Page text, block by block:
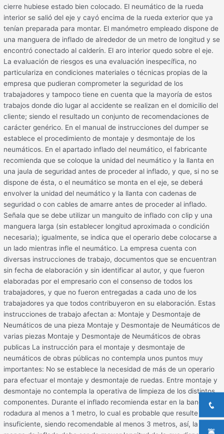
cierre hubiese estado bien colocado. El neumático de la rueda
interior se salió del eje y cayó encima de la rueda exterior que ya
tenían preparada para montar. El manómetro empleado dispone de
una manguera de inflado de alrededor de un metro de longitud y se
encontró conectado al calderín. El aro interior quedo sobre el eje.
La evaluación de riesgos es una evaluación inespecífica, no
particulariza en condiciones materiales o técnicas propias de la
empresa que pudieran comprometer la seguridad de los
trabajadores y tampoco tiene en cuenta que la mayoría de estos
trabajos donde dio lugar al accidente se realizan en el domicilio del
cliente; siendo el resultado un conjunto de recomendaciones de
carácter genérico. En el manual de instrucciones del dumper se
establece el procedimiento de montaje y desmontaje de los
neumáticos. En el apartado inflado del neumático, el fabricante
recomienda que se coloque la unidad del neumático y la llanta en
una jaula de seguridad antes de proceder al inflado, y que, si no se
dispone de ésta, o el neumático se monta en el eje, se deberá
envolver la unidad del neumático y la llanta con cadenas de
seguridad o con cables de amarre antes de proceder al inflado.
Señala que se debe utilizar un manguito de inflado con clip y una
manguera larga (sin establecer longitud aproximada o condición
necesaria); igualmente, se indica que el operario debe colocarse a
un lado mientras infle el neumático. La empresa cuenta con
diversas instrucciones de trabajo, documentos que se encuentran
sin fecha de elaboración y sin identificar al autor, y que fueron
elaboradas por el empresario con el consenso de todos los
trabajadores, y que no fueron entregadas a cada uno de los
trabajadores ya que todos contribuyeron en su elaboración. Estas
instrucciones de trabajo afectan a: Montaje y Desmontaje de
Neumáticos de una pieza Montaje y Desmontaje de Neumáticos de
varias piezas Montaje y Desmontaje de Neumáticos de obras
publicas La instrucción para el montaje y desmontaje de
neumáticos de obras públicas no contempla unos puntos muy
importantes: No se establece la necesidad de más de un operario
para efectuar el montaje y desmontaje de ruedas. Entre montaje y
desmontaje no contempla la operativa de limpieza de los distintos
componentes. Durante el inflado recomienda estar en la banda de
rodadura al menos a 1 metro, lo cual es probable que resulte
insuficiente, siendo recomendable al menos 3 metros, así, la